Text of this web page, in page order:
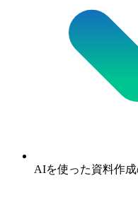
AIを使った資料作